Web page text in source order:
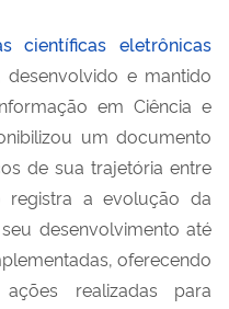
científicas eletrônicas
desenvolvido e mantido
em Ciência e
um documento
de sua trajetória entre
a evolução da
desenvolvimento até
oferecendo
realizadas para